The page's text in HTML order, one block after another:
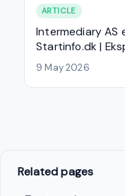
ARTICLE
Intermediary AS
Startinfo.dk |
9 May 2026
Related pages